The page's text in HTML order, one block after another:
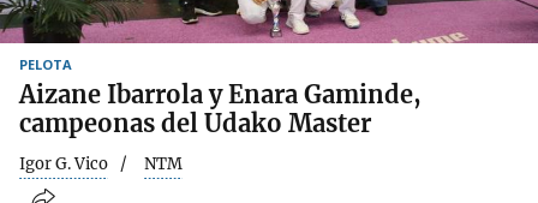
PELOTA
Aizane Ibarrola y Enara Gaminde,
campeonas del Udako Master
Igor G. Vico NTM